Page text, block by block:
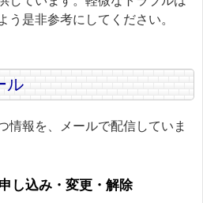
う是非参考にしてください。
ル
情報を、メールで配信していま
し込み・変更・解除